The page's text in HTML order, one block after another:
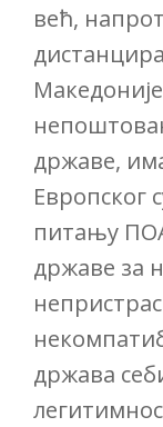
већ,
државе,
Европског
питању
државе за
држава